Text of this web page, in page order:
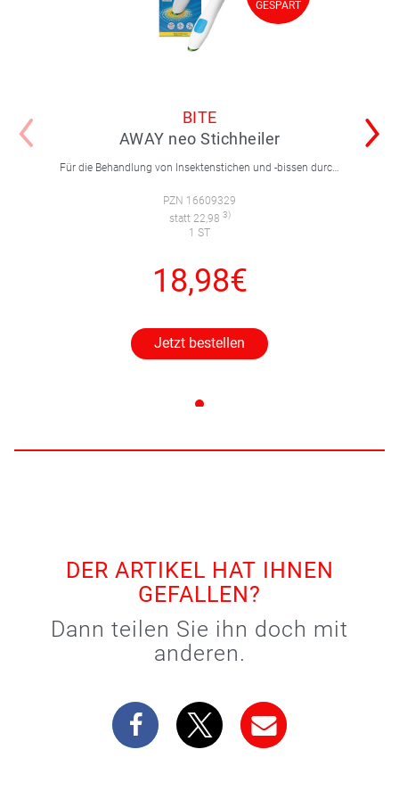
GESPART
BITE
AWAY neo Stichheiler
Für die Behandlung von Insektenstichen und -bissen durch einen Wärmeimpuls.
PZN 16609329
statt 22,98 3)
1 ST
18,98€
Jetzt bestellen
DER ARTIKEL HAT IHNEN
GEFALLEN?
Dann teilen Sie ihn doch mit
anderen.